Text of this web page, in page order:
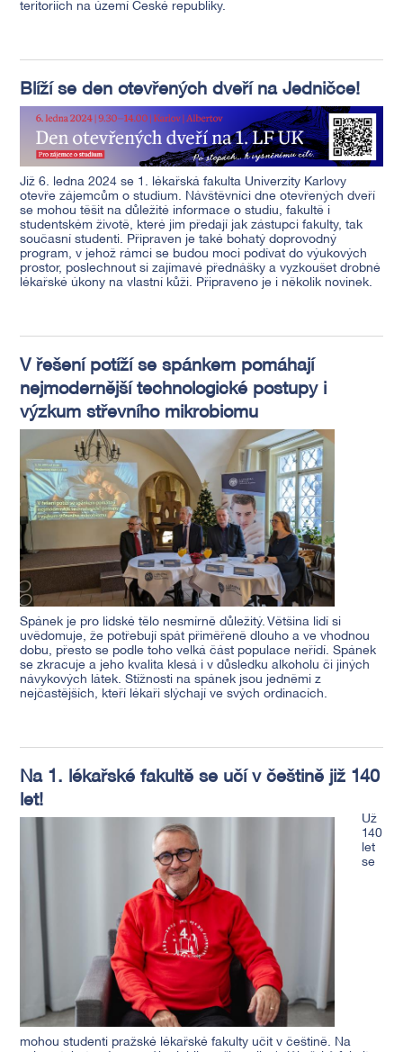
teritoriích na území České republiky.
Blíží se den otevřených dveří na Jedničce!
Již 6. ledna 2024 se 1. lékařská fakulta Univerzity Karlovy
otevře zájemcům o studium. Návštěvníci dne otevřených dveří
se mohou těšit na důležité informace o studiu, fakultě i
studentském životě, které jim předají jak zástupci fakulty, tak
současní studenti. Připraven je také bohatý doprovodný
program, v jehož rámci se budou moci podívat do výukových
prostor, poslechnout si zajímavé přednášky a vyzkoušet drobné
lékařské úkony na vlastní kůži. Připraveno je i několik novinek.
V řešení potíží se spánkem pomáhají
nejmodernější technologické postupy i
výzkum střevního mikrobiomu
Spánek je pro lidské tělo nesmírně důležitý. Většina lidí si
uvědomuje, že potřebují spát přiměřeně dlouho a ve vhodnou
dobu, přesto se podle toho velká část populace neřídí. Spánek
se zkracuje a jeho kvalita klesá i v důsledku alkoholu či jiných
návykových látek. Stížnosti na spánek jsou jedněmi z
nejčastějších, kteří lékaři slýchají ve svých ordinacích.
Na 1. lékařské fakultě se učí v češtině již 140
let!
Už
140
let
se
mohou studenti pražské lékařské fakulty učit v češtině. Na